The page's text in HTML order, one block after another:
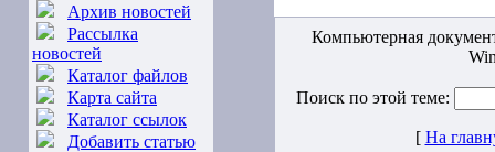
Архив новостей
Рассылка
новостей
Каталог файлов
Карта сайта
Каталог ссылок
Добавить статью
Компьютерная
Поиск по этой теме:
[ На